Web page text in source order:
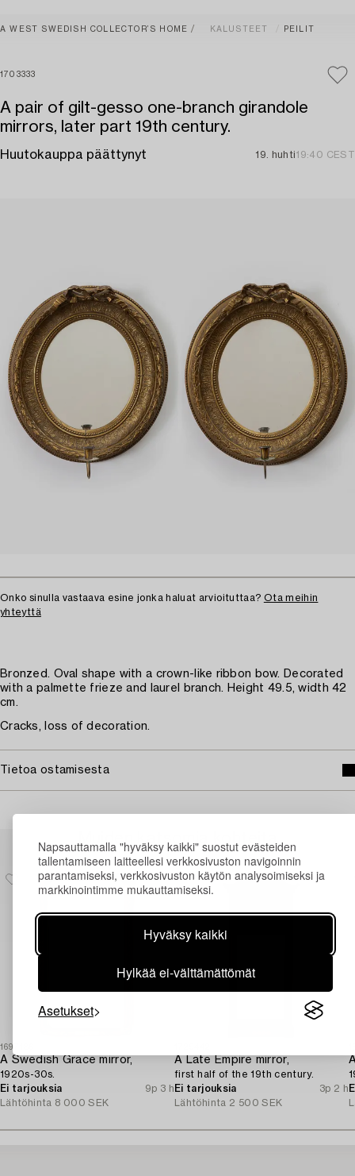
Napsauttamalla "hyväksy kaikki" suostut evästeiden
tallentamiseen laitteellesi verkkosivuston navigoinnin
parantamiseksi, verkkosivuston käytön analysoimiseksi ja
markkinointimme mukauttamiseksi.
Hyväksy kaikki
Hylkää ei-välttämättömät
Asetukset
A WEST SWEDISH COLLECTOR’S HOME KALUSTEET PEILIT
1703333
A pair of gilt-gesso one-branch girandole
mirrors, later part 19th century.
Huutokauppa päättynyt 19. huhti19:40 CEST
Onko sinulla vastaava esine jonka haluat arvioituttaa? Ota meihin
yhteyttä
Bronzed. Oval shape with a crown-like ribbon bow. Decorated
with a palmette frieze and laurel branch. Height 49.5, width 42
cm.
Cracks, loss of decoration.
Tietoa ostamisesta
Muiden katsomia kohteita
1697186
A Swedish Grace mirror,
1920s-30s.
Ei tarjouksia
9p 3 h
Lähtöhinta 8 000 SEK
A Late Empire mirror,
first half of the 19th century.
Ei tarjouksia
3p 2 h
Lähtöhinta 2 500 SEK